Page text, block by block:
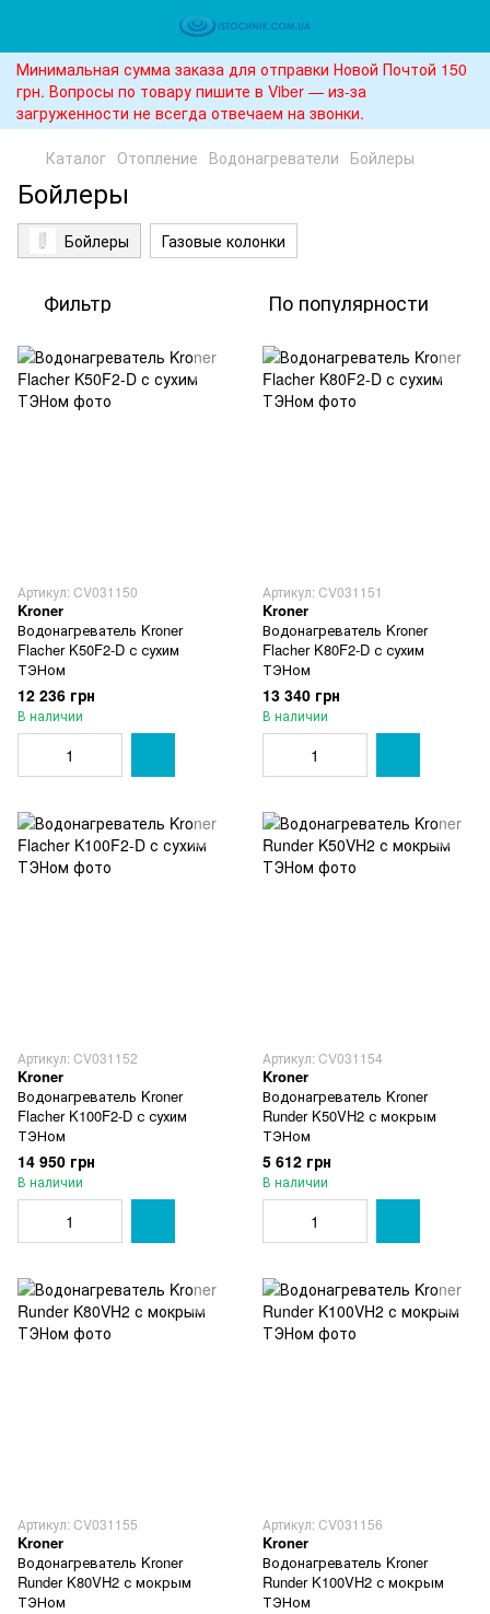
Минимальная сумма заказа для отправки Новой Почтой 150
грн. Вопросы по товару пишите в Viber — из-за
загруженности не всегда отвечаем на звонки.
Каталог Отопление Водонагреватели Бойлеры
Бойлеры
Бойлеры Газовые колонки
Фильтр По популярности
Артикул: CV031150
Kroner
Водонагреватель Kroner
Flacher K50F2-D с сухим
ТЭНом
12 236 грн
В наличии
Артикул: CV031151
Kroner
Водонагреватель Kroner
Flacher K80F2-D с сухим
ТЭНом
13 340 грн
В наличии
Артикул: CV031152
Kroner
Водонагреватель Kroner
Flacher K100F2-D с сухим
ТЭНом
14 950 грн
В наличии
Артикул: CV031154
Kroner
Водонагреватель Kroner
Runder K50VH2 с мокрым
ТЭНом
5 612 грн
В наличии
Артикул: CV031155
Kroner
Водонагреватель Kroner
Runder K80VH2 с мокрым
ТЭНом
Артикул: CV031156
Kroner
Водонагреватель Kroner
Runder K100VH2 с мокрым
ТЭНом